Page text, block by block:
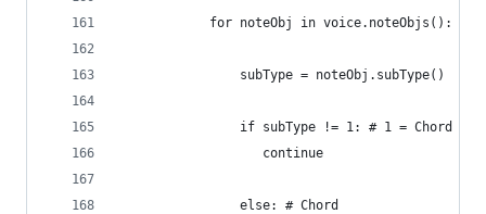
            for noteObj in voice.noteObjs():
                subType = noteObj.subType()
                if subType != 1: # 1 = Chord
                   continue
                else: # Chord